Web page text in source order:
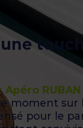
Apéro RUBAN
moment sur
pour le